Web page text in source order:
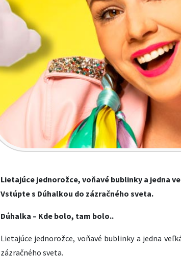
Lietajúce jednorožce, voňavé bublinky a jedna
Vstúpte s Dúhalkou do zázračného sveta.
Dúhalka – Kde bolo, tam bolo..
Lietajúce jednorožce, voňavé bublinky a jedna
zázračného sveta.